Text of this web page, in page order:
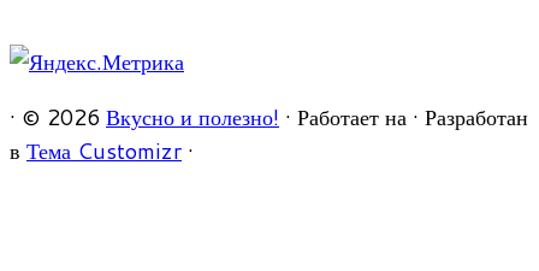
· © 2026 Вкусно и полезно! · Работает на · Разработан
в Тема Customizr ·